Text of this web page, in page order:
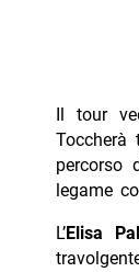
Il tour
Toccherà
percorso
legame
L’Elisa